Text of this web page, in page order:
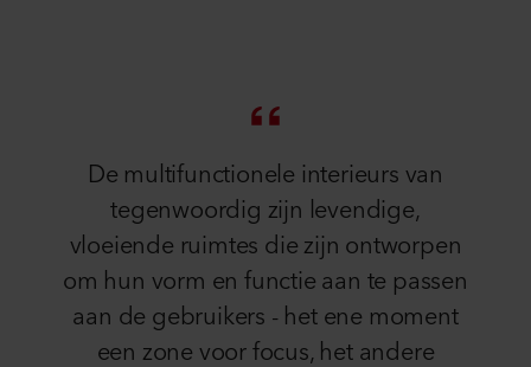
De multifunctionele interieurs van
tegenwoordig zijn levendige,
vloeiende ruimtes die zijn ontworpen
om hun vorm en functie aan te passen
aan de gebruikers - het ene moment
een zone voor focus, het andere